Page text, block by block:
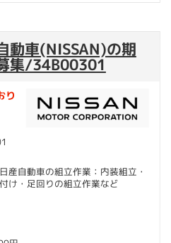
動車(NISSAN)の期
集/34B00301
り
産自動車の組立作業：内装組立・
け・足回りの組立作業など